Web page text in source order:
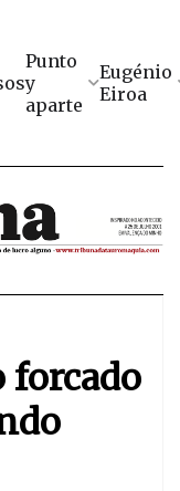
Punto
y
aparte
Eugénio
Eiroa